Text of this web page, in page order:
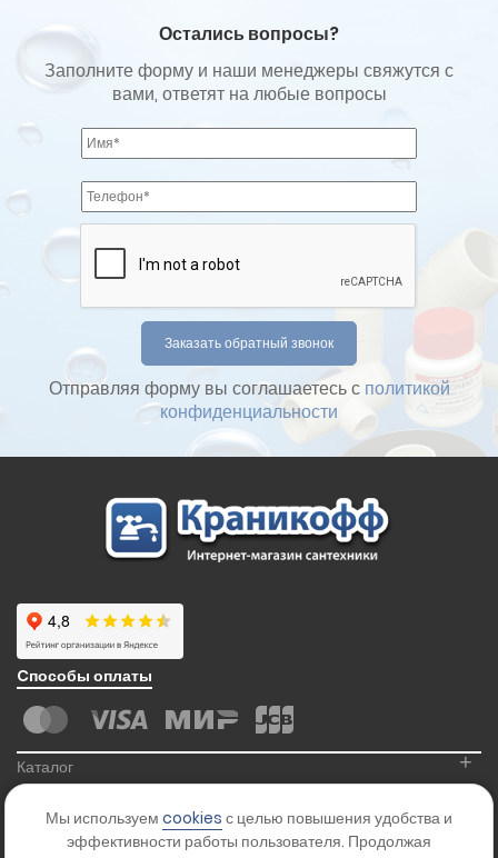
Остались вопросы?
Заполните форму и наши менеджеры свяжутся с
вами, ответят на любые вопросы
Отправляя форму вы соглашаетесь с политикой
конфиденциальности
Cпособы оплаты
Каталог +
Контакты
Мы используем cookies с целью повышения удобства и
эффективности работы пользователя. Продолжая